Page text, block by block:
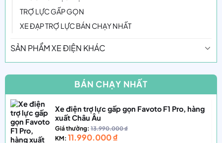
TRỢ LỰC GẤP GỌN
XE ĐẠP TRỢ LỰC BÁN CHẠY NHẤT
SẢN PHẨM XE ĐIỆN KHÁC
BÁN CHẠY NHẤT
Xe điện trợ lực gấp gọn Favoto F1 Pro, hàng
xuất Châu Âu
Giá thường:13.990.000₫
KM: 11.990.000₫